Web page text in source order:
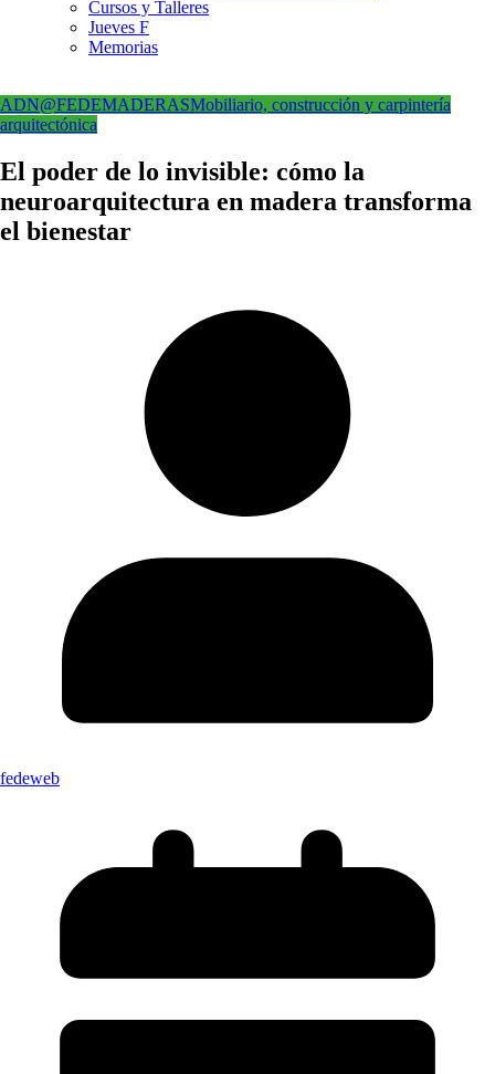
Cursos y Talleres
Jueves F
Memorias
ADN@FEDEMADERASMobiliario, construcción y carpintería
arquitectónica
El poder de lo invisible: cómo la
neuroarquitectura en madera transforma
el bienestar
fedeweb